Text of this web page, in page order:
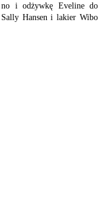
i odżywkę Eveline do
Hansen i lakier Wibo